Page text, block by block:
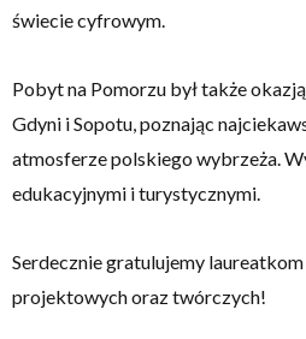
świecie cyfrowym.
Pobyt na Pomorzu był także
Gdyni i Sopotu, poznając
atmosferze polskiego wybrzeża.
edukacyjnymi i turystycznymi.
Serdecznie gratulujemy
projektowych oraz twórczych!